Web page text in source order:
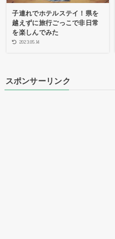
子連れでホテルステイ！県を
越えずに旅行ごっこで非日常
を楽しんでみた
2023.05.14
スポンサーリンク